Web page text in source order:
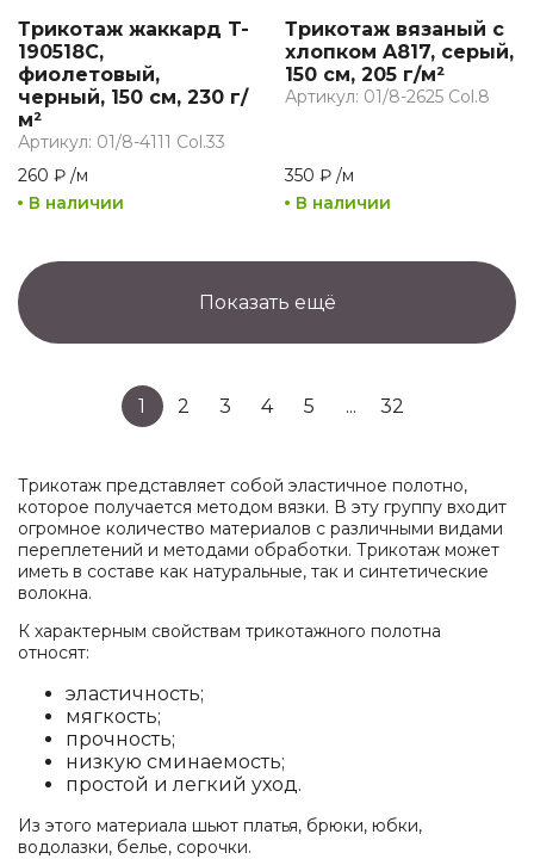
Трикотаж жаккард T-
190518C,
фиолетовый,
черный, 150 см, 230 г/
м²
Артикул: 01/8-4111 Col.33
260 ₽ /м
В наличии
Трикотаж вязаный с
хлопком A817, серый,
150 см, 205 г/м²
Артикул: 01/8-2625 Col.8
350 ₽ /м
В наличии
Показать ещё
1 2 3 4 5 ... 32
Трикотаж представляет собой эластичное полотно,
которое получается методом вязки. В эту группу входит
огромное количество материалов с различными видами
переплетений и методами обработки. Трикотаж может
иметь в составе как натуральные, так и синтетические
волокна.
К характерным свойствам трикотажного полотна
относят:
эластичность;
мягкость;
прочность;
низкую сминаемость;
простой и легкий уход.
Из этого материала шьют платья, брюки, юбки,
водолазки, белье, сорочки.